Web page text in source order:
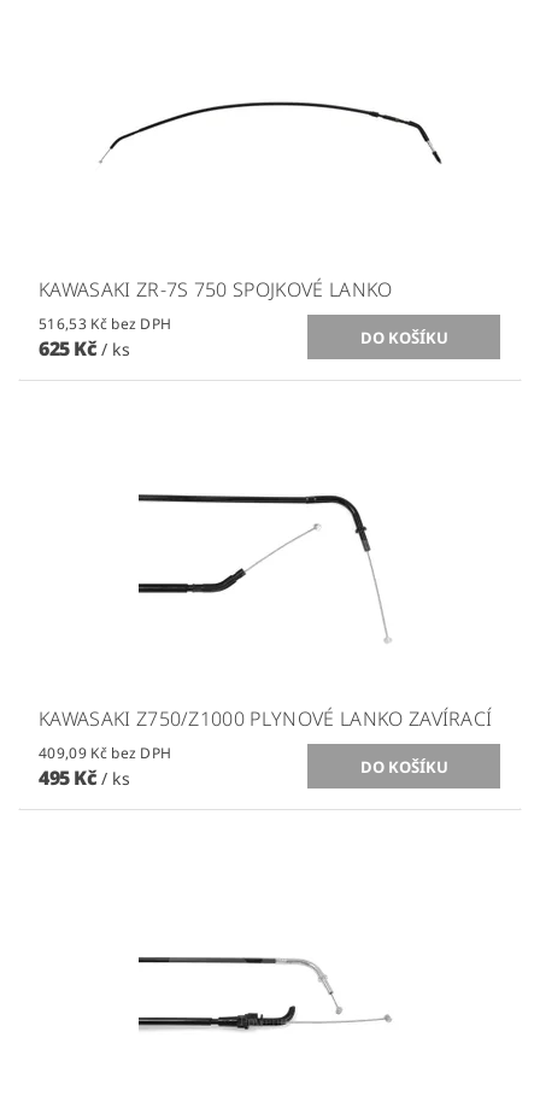
KAWASAKI ZR-7S 750 SPOJKOVÉ LANKO
516,53 Kč bez DPH
625 Kč / ks
KAWASAKI Z750/Z1000 PLYNOVÉ LANKO ZAVÍRACÍ
409,09 Kč bez DPH
495 Kč / ks